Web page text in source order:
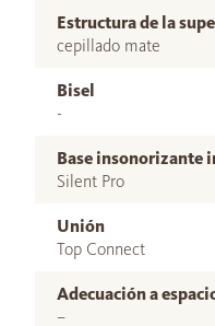
Estructura de la
cepillado mate
Bisel
-
Base insonorizante
Silent Pro
Unión
Top Connect
Adecuación a
–